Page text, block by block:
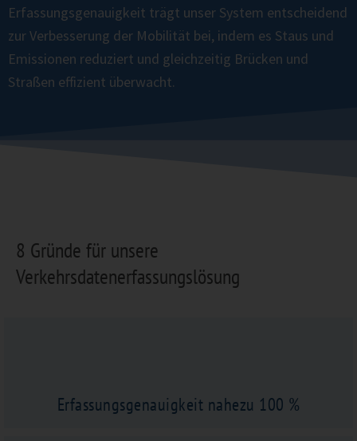
Erfassungsgenauigkeit trägt unser System entscheidend
zur Verbesserung der Mobilität bei, indem es Staus und
Emissionen reduziert und gleichzeitig Brücken und
Straßen effizient überwacht.
8 Gründe für unsere
Verkehrsdatenerfassungslösung
Erfassungsgenauigkeit nahezu 100 %